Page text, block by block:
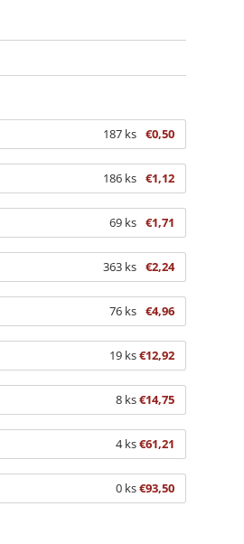
187 ks €0,50
186 ks €1,12
69 ks €1,71
363 ks €2,24
76 ks €4,96
19 ks€12,92
8 ks€14,75
4 ks€61,21
0 ks€93,50